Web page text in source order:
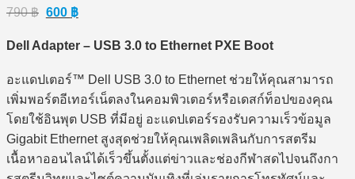
790฿ Original
price
790 ฿.
600 ฿Current
price
600 ฿.
Dell Adapter – USB 3.0 to Ethernet PXE Boot
อะแดปเตอร์™ Dell USB 3.0 to Ethernet ช่วยให้คุณสามารถ
เพิ่มพอร์ตอีเทอร์เน็ตลงในคอมพิวเตอร์หรือเดสก์ท็อปของคุณ
โดยใช้อินพุต USB ที่มีอยู่ อะแดปเตอร์รองรับความเร็วข้อมูล
Gigabit Ethernet สูงสุดช่วยให้คุณเพลิดเพลินกับการสตรีม
เนื้อหาออนไลน์ได้เร็วขึ้นตั้งแต่ข่าวและช่องกีฬาสดไปจนถึงกา